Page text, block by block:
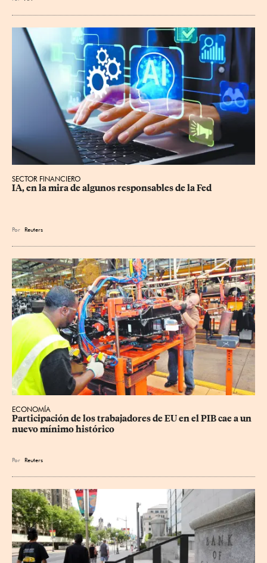
SECTOR FINANCIERO
IA, en la mira de algunos responsables de la Fed
Por Reuters
ECONOMÍA
Participación de los trabajadores de EU en el PIB cae a un
nuevo mínimo histórico
Por Reuters